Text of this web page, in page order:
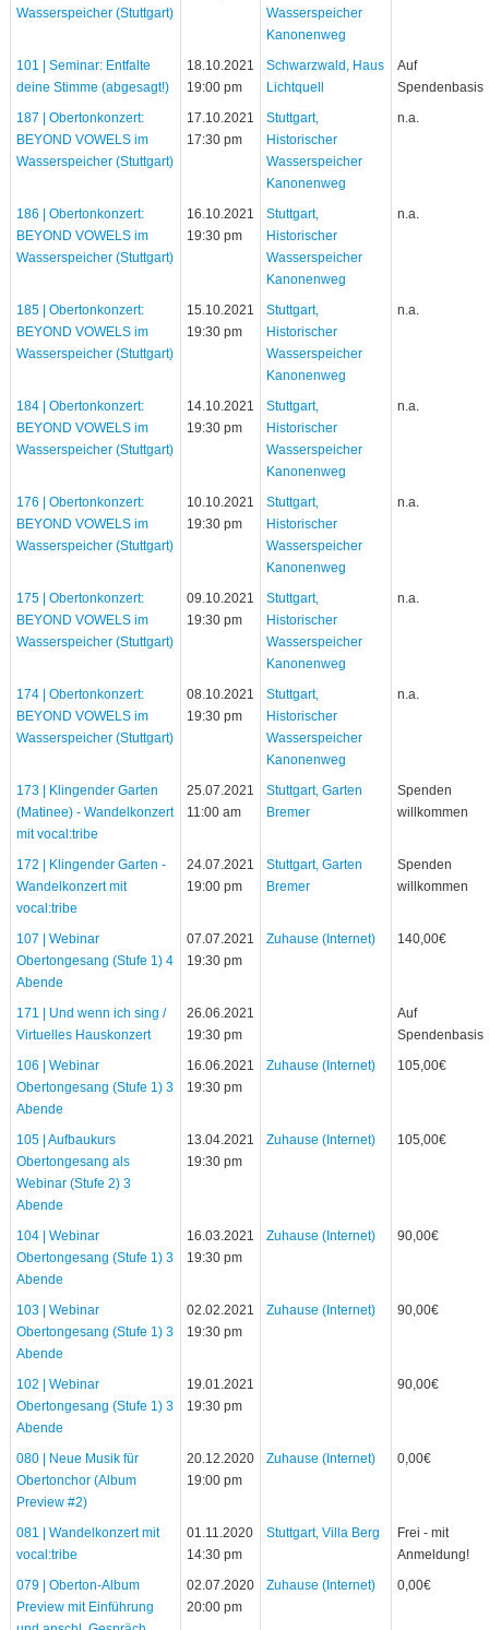
Wasserspeicher (Stuttgart)
Wasserspeicher
Kanonenweg
101 | Seminar: Entfalte
deine Stimme (abgesagt!)
18.10.2021
19:00 pm
Schwarzwald, Haus
Lichtquell
Auf
Spendenbasis
187 | Obertonkonzert:
BEYOND VOWELS im
Wasserspeicher (Stuttgart)
17.10.2021
17:30 pm
Stuttgart,
Historischer
Wasserspeicher
Kanonenweg
n.a.
186 | Obertonkonzert:
BEYOND VOWELS im
Wasserspeicher (Stuttgart)
16.10.2021
19:30 pm
Stuttgart,
Historischer
Wasserspeicher
Kanonenweg
n.a.
185 | Obertonkonzert:
BEYOND VOWELS im
Wasserspeicher (Stuttgart)
15.10.2021
19:30 pm
Stuttgart,
Historischer
Wasserspeicher
Kanonenweg
n.a.
184 | Obertonkonzert:
BEYOND VOWELS im
Wasserspeicher (Stuttgart)
14.10.2021
19:30 pm
Stuttgart,
Historischer
Wasserspeicher
Kanonenweg
n.a.
176 | Obertonkonzert:
BEYOND VOWELS im
Wasserspeicher (Stuttgart)
10.10.2021
19:30 pm
Stuttgart,
Historischer
Wasserspeicher
Kanonenweg
n.a.
175 | Obertonkonzert:
BEYOND VOWELS im
Wasserspeicher (Stuttgart)
09.10.2021
19:30 pm
Stuttgart,
Historischer
Wasserspeicher
Kanonenweg
n.a.
174 | Obertonkonzert:
BEYOND VOWELS im
Wasserspeicher (Stuttgart)
08.10.2021
19:30 pm
Stuttgart,
Historischer
Wasserspeicher
Kanonenweg
n.a.
173 | Klingender Garten
(Matinee) - Wandelkonzert
mit vocal:tribe
25.07.2021
11:00 am
Stuttgart, Garten
Bremer
Spenden
willkommen
172 | Klingender Garten -
Wandelkonzert mit
vocal:tribe
24.07.2021
19:00 pm
Stuttgart, Garten
Bremer
Spenden
willkommen
107 | Webinar
Obertongesang (Stufe 1) 4
Abende
07.07.2021
19:30 pm
Zuhause (Internet) 140,00€
171 | Und wenn ich sing /
Virtuelles Hauskonzert
26.06.2021
19:30 pm
Auf
Spendenbasis
106 | Webinar
Obertongesang (Stufe 1) 3
Abende
16.06.2021
19:30 pm
Zuhause (Internet) 105,00€
105 | Aufbaukurs
Obertongesang als
Webinar (Stufe 2) 3
Abende
13.04.2021
19:30 pm
Zuhause (Internet) 105,00€
104 | Webinar
Obertongesang (Stufe 1) 3
Abende
16.03.2021
19:30 pm
Zuhause (Internet) 90,00€
103 | Webinar
Obertongesang (Stufe 1) 3
Abende
02.02.2021
19:30 pm
Zuhause (Internet) 90,00€
102 | Webinar
Obertongesang (Stufe 1) 3
Abende
19.01.2021
19:30 pm
90,00€
080 | Neue Musik für
Obertonchor (Album
Preview #2)
20.12.2020
19:00 pm
Zuhause (Internet) 0,00€
081 | Wandelkonzert mit
vocal:tribe
01.11.2020
14:30 pm
Stuttgart, Villa Berg
Frei - mit
Anmeldung!
079 | Oberton-Album
Preview mit Einführung
02.07.2020
20:00 pm
Zuhause (Internet) 0,00€